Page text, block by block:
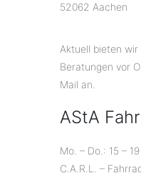
52062 Aachen
Aktuell bieten
Beratungen vor
Mail an.
AStA
Mo. – Do.: 15 –
C.A.R.L. –